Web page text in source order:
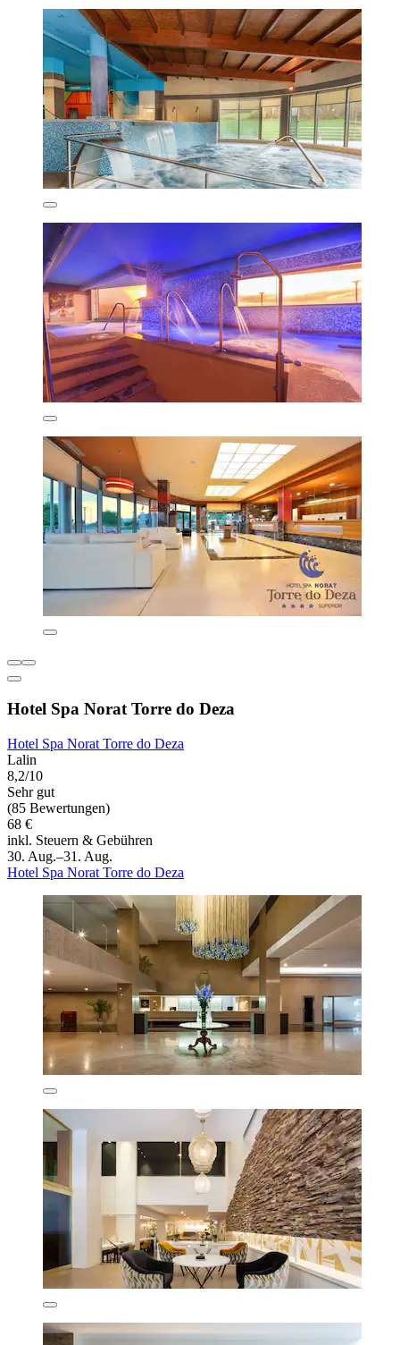
Hotel Spa Norat Torre do Deza
Hotel Spa Norat Torre do Deza
Lalin
8,2/10
Sehr gut
(85 Bewertungen)
68 €
inkl. Steuern & Gebühren
30. Aug.–31. Aug.
Hotel Spa Norat Torre do Deza